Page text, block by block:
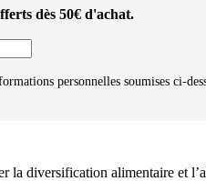
dès 50€ d'achat.
personnelles soumises ci-
la diversification alimentaire et